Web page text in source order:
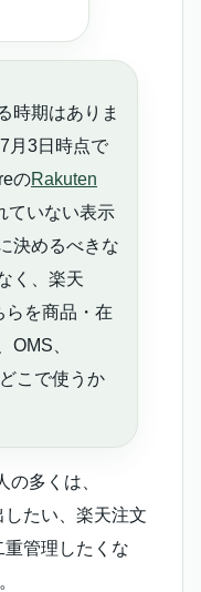
時期はありま
月3日時点で
のRakuten
ていない表示
決めるべきな
く、楽天
らを商品・在
OMS、
こで使うか
の多くは、
たい、楽天注文
管理したくな